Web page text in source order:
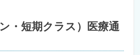
・短期クラス）医療通